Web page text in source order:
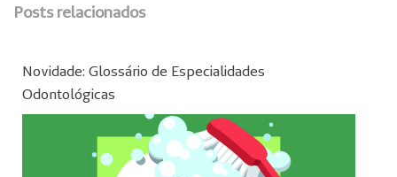
Posts relacionados
Novidade: Glossário de Especialidades
Odontológicas